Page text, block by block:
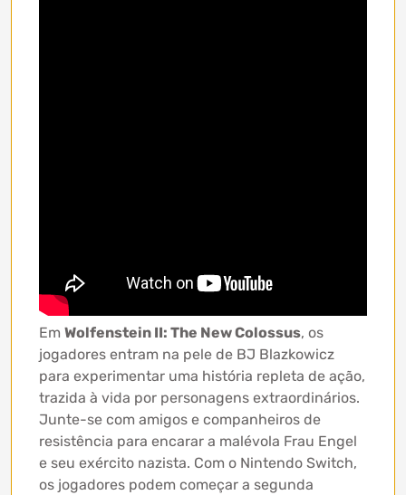
Em Wolfenstein II: The New Colossus, os
jogadores entram na pele de BJ Blazkowicz
para experimentar uma história repleta de ação,
trazida à vida por personagens extraordinários.
Junte-se com amigos e companheiros de
resistência para encarar a malévola Frau Engel
e seu exército nazista. Com o Nintendo Switch,
os jogadores podem começar a segunda